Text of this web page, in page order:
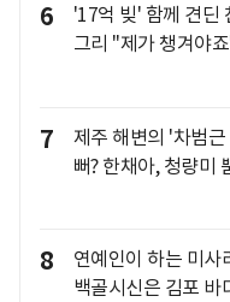
6
'17억 빚' 함께 견딘
그리 "제가 챙겨야
7
제주 해변의 '차범
뻐? 한채아, 청량미
8
연예인이 하는 미사
백골시신은 김포 바